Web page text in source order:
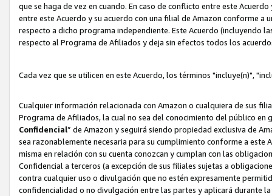
que se haga de vez en cuando. En caso de conflicto entre este
entre este Acuerdo y su acuerdo con una filial de Amazon conforme
respecto a dicho programa independiente. Este Acuerdo (incluyendo
respecto al Programa de Afiliados y deja sin efectos todos los
Cada vez que se utilicen en este Acuerdo, los términos "incluye(n)",
Cualquier información relacionada con Amazon o cualquiera de sus
Programa de Afiliados, la cual no sea del conocimiento del público
Confidencial” de Amazon y seguirá siendo propiedad exclusiva de
sea razonablemente necesaria para su cumplimiento conforme a
misma en relación con su cuenta conozcan y cumplan con las
Confidencial a terceros (a excepción de sus filiales sujetas a
contra cualquier uso o divulgación que no estén expresamente
confidencialidad o no divulgación entre las partes y aplicará durante